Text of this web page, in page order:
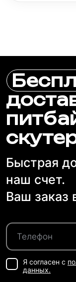
Быстрая
наш счет.
Ваш заказ
Я согласен с
данных.